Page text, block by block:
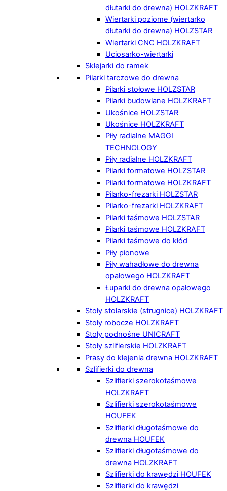
dłutarki do drewna) HOLZKRAFT
Wiertarki poziome (wiertarko
dłutarki do drewna) HOLZSTAR
Wiertarki CNC HOLZKRAFT
Uciosarko-wiertarki
Sklejarki do ramek
Pilarki tarczowe do drewna
Pilarki stołowe HOLZSTAR
Pilarki budowlane HOLZKRAFT
Ukośnice HOLZSTAR
Ukośnice HOLZKRAFT
Piły radialne MAGGI
TECHNOLOGY
Piły radialne HOLZKRAFT
Pilarki formatowe HOLZSTAR
Pilarki formatowe HOLZKRAFT
Pilarko-frezarki HOLZSTAR
Pilarko-frezarki HOLZKRAFT
Pilarki taśmowe HOLZSTAR
Pilarki taśmowe HOLZKRAFT
Pilarki taśmowe do kłód
Piły pionowe
Piły wahadłowe do drewna
opałowego HOLZKRAFT
Łuparki do drewna opałowego
HOLZKRAFT
Stoły stolarskie (strugnice) HOLZKRAFT
Stoły robocze HOLZKRAFT
Stoły podnośne UNICRAFT
Stoły szlifierskie HOLZKRAFT
Prasy do klejenia drewna HOLZKRAFT
Szlifierki do drewna
Szlifierki szerokotaśmowe
HOLZKRAFT
Szlifierki szerokotaśmowe
HOUFEK
Szlifierki długotaśmowe do
drewna HOUFEK
Szlifierki długotaśmowe do
drewna HOLZKRAFT
Szlifierki do krawędzi HOUFEK
Szlifierki do krawędzi